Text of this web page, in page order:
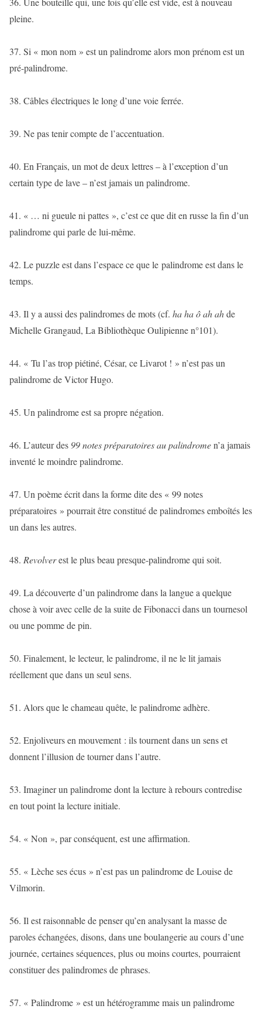
pleine.
37. Si « mon nom » est un palindrome alors mon prénom est un
pré-palindrome.
38. Câbles électriques le long d’une voie ferrée.
39. Ne pas tenir compte de l’accentuation.
40. En Français, un mot de deux lettres – à l’exception d’un
certain type de lave – n’est jamais un palindrome.
41. « … ni gueule ni pattes », c’est ce que dit en russe la fin d’un
palindrome qui parle de lui-même.
42. Le puzzle est dans l’espace ce que le palindrome est dans le
temps.
43. Il y a aussi des palindromes de mots (cf. ha ha ô ah ahde
Michelle Grangaud, La Bibliothèque Oulipienne n°101).
44. « Tu l’as trop piétiné, César, ce Livarot ! » n’est pas un
palindrome de Victor Hugo.
45. Un palindrome est sa propre négation.
46. L’auteur des 99 notes préparatoires au palindromen’a jamais
inventé le moindre palindrome.
47. Un poème écrit dans la forme dite des « 99 notes
préparatoires » pourrait être constitué de palindromes emboîtés les
un dans les autres.
48. Revolverest le plus beau presque-palindrome qui soit.
49. La découverte d’un palindrome dans la langue a quelque
chose à voir avec celle de la suite de Fibonacci dans un tournesol
ou une pomme de pin.
50. Finalement, le lecteur, le palindrome, il ne le lit jamais
réellement que dans un seul sens.
51. Alors que le chameau quête, le palindrome adhère.
52. Enjoliveurs en mouvement : ils tournent dans un sens et
donnent l’illusion de tourner dans l’autre.
53. Imaginer un palindrome dont la lecture à rebours contredise
en tout point la lecture initiale.
54. « Non », par conséquent, est une affirmation.
55. « Lèche ses écus » n’est pas un palindrome de Louise de
Vilmorin.
56. Il est raisonnable de penser qu’en analysant la masse de
paroles échangées, disons, dans une boulangerie au cours d’une
journée, certaines séquences, plus ou moins courtes, pourraient
constituer des palindromes de phrases.
57. « Palindrome » est un hétérogramme mais un palindrome